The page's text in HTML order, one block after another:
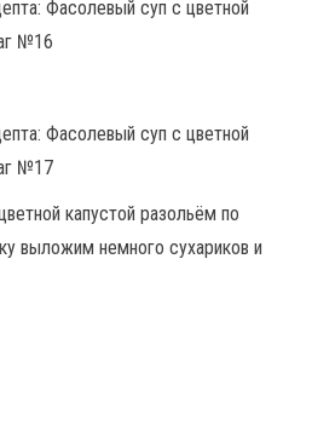
капустой разольём по
выложим немного сухариков и